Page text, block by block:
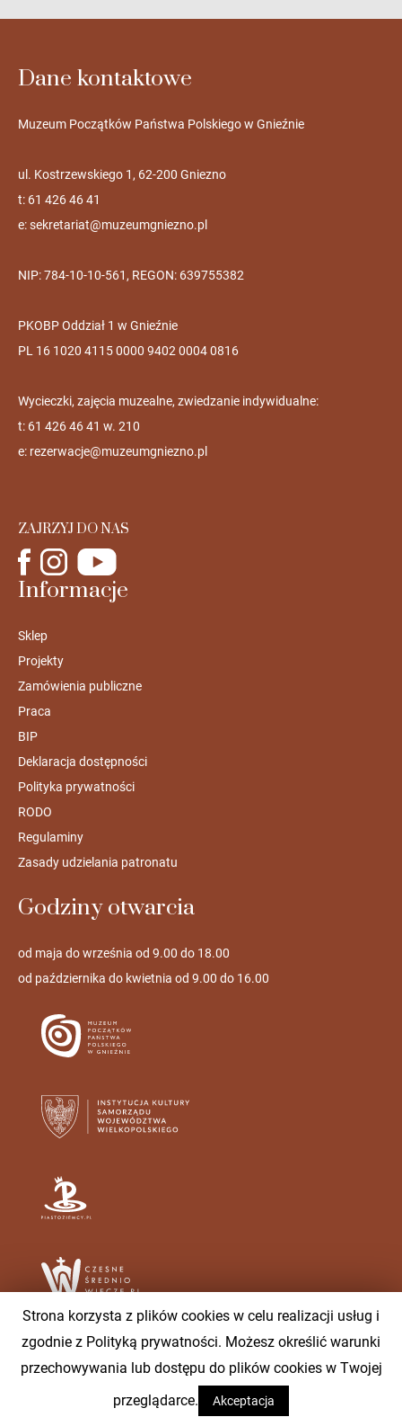
Dane kontaktowe
Muzeum Początków Państwa Polskiego w Gnieźnie
ul. Kostrzewskiego 1, 62-200 Gniezno
t: 61 426 46 41
e:sekretariat@muzeumgniezno.pl
NIP: 784-10-10-561, REGON: 639755382
PKOBP Oddział 1 w Gnieźnie
PL 16 1020 4115 0000 9402 0004 0816
Wycieczki, zajęcia muzealne, zwiedzanie indywidualne:
t: 61 426 46 41 w. 210
e: rezerwacje@muzeumgniezno.pl
ZAJRZYJ DO NAS
Informacje
Sklep
Projekty
Zamówienia publiczne
Praca
BIP
Deklaracja dostępności
Polityka prywatności
RODO
Regulaminy
Zasady udzielania patronatu
Godziny otwarcia
od maja do września od 9.00 do 18.00
od października do kwietnia od 9.00 do 16.00
Muzeum Początków Państwa Polskiego w Gnieźnie ©2020 |
Web & Art sp. z o.o.
Strona korzysta z plików cookies w celu realizacji usług i
zgodnie z Polityką prywatności. Możesz określić warunki
przechowywania lub dostępu do plików cookies w Twojej
przeglądarce.
Akceptacja